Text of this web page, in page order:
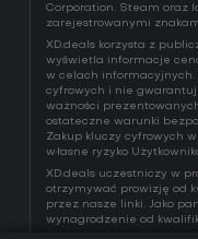
Corporation. Steam oraz
zarejestrowanymi
XD.deals korzysta z
wyświetla informacje
w celach informacyjnych.
cyfrowych i nie
ważności
ostateczne warunki
Zakup kluczy cyfrowych
własne ryzyko
XD.deals uczestniczy w
otrzymywać prowizję od
przez nasze linki. Jako
wynagrodzenie od